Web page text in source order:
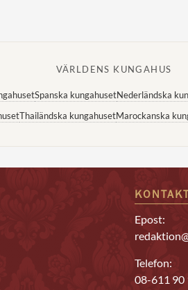
VÄRLDENS KUNGAHUS
Spanska kungahusetNederländska
Thailändska kungahusetMarockanska
Epost:
Telefon:
08-611 90